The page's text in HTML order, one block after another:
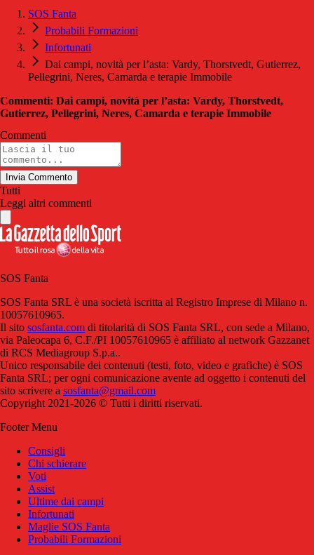
SOS Fanta
Probabili Formazioni
Infortunati
Dai campi, novità per l’asta: Vardy, Thorstvedt, Gutierrez,
Pellegrini, Neres, Camarda e terapie Immobile
Commenti: Dai campi, novità per l’asta: Vardy, Thorstvedt,
Gutierrez, Pellegrini, Neres, Camarda e terapie Immobile
Commenti
Invia Commento
Tutti
Leggi altri commenti
SOS Fanta
SOS Fanta SRL è una società iscritta al Registro Imprese di Milano n.
10057610965.
Il sito sosfanta.com di titolarità di SOS Fanta SRL, con sede a Milano,
via Paleocapa 6, C.F./PI 10057610965 è affiliato al network Gazzanet
di RCS Mediagroup S.p.a..
Unico responsabile dei contenuti (testi, foto, video e grafiche) è SOS
Fanta SRL; per ogni comunicazione avente ad oggetto i contenuti del
sito scrivere a sosfanta@gmail.com
Copyright 2021-2026 © Tutti i diritti riservati.
Footer Menu
Consigli
Chi schierare
Voti
Assist
Ultime dai campi
Infortunati
Maglie SOS Fanta
Probabili Formazioni